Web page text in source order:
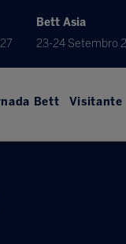
Bett Asia
23-24 Setembro
Bett Visitante